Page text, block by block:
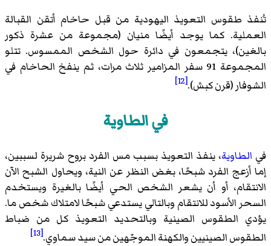
تُنفذ طقوس التعويذ اليهودية من قبل حاخام أتقن القبالة
العملية. كما يوجد أيضًا منيان (مجموعة من عشرة ذكور
بالغين)، يتجمعون في دائرة حول الشخص الممسوس. تتلو
المجموعة 91 سفر المزامير ثلاث مرات، ثم ينفخ الحاخام في
الشوفار (قرن كبش).[12]
في الطاوية
في الطاوية، ينفذ التعويذ بسبب مس الفرد بروح شريرة لسببين،
إما أزعج الفرد شبحًا، بغض النظر عن النية، ويحاول الشبح الآن
الانتقام، أو أن يشعر الشخص الحي أيضًا بالغيرة ويستخدم
السحر الأسود للانتقام وبالتالي يستدعي شبحًا لامتلاك شخص ما.
يؤدي الطقوس الصينية وبالتحديد التعويذ كل من ضباط
الطقوس الصينيين والكهنة الموجّهين من سيد سماوي.[13]